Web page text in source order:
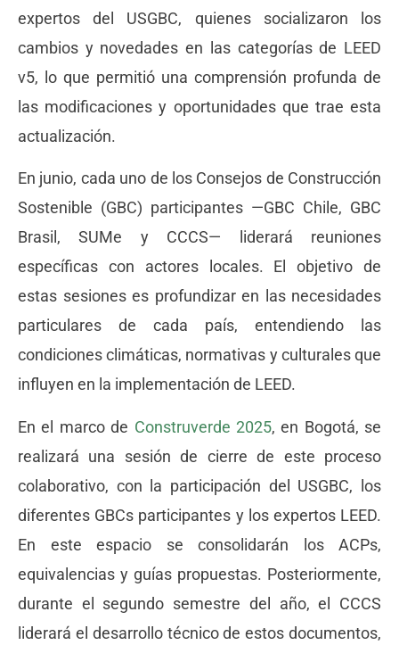
expertos del USGBC, quienes socializaron los
cambios y novedades en las categorías de LEED
v5, lo que permitió una comprensión profunda de
las modificaciones y oportunidades que trae esta
actualización.
En junio, cada uno de los Consejos de Construcción
Sostenible (GBC) participantes —GBC Chile, GBC
Brasil, SUMe y CCCS— liderará reuniones
específicas con actores locales. El objetivo de
estas sesiones es profundizar en las necesidades
particulares de cada país, entendiendo las
condiciones climáticas, normativas y culturales que
influyen en la implementación de LEED.
En el marco de Construverde 2025, en Bogotá, se
realizará una sesión de cierre de este proceso
colaborativo, con la participación del USGBC, los
diferentes GBCs participantes y los expertos LEED.
En este espacio se consolidarán los ACPs,
equivalencias y guías propuestas. Posteriormente,
durante el segundo semestre del año, el CCCS
liderará el desarrollo técnico de estos documentos,